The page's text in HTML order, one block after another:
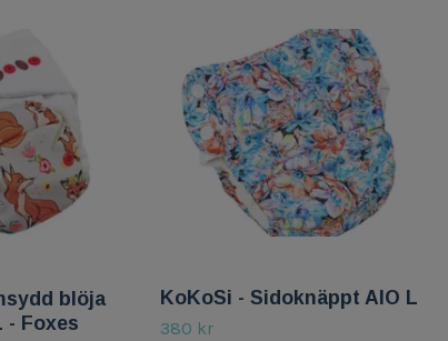
blöja
- Foxes
KoKoSi - Sidoknäppt AIO L
380 kr